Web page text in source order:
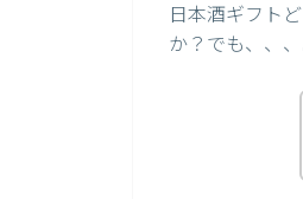
日本酒ギフト
か？でも、、、